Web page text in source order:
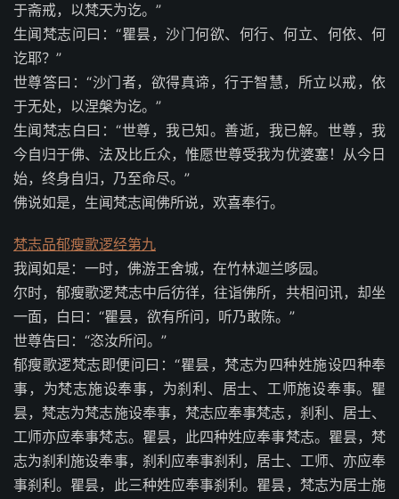
于斋戒，以梵天为讫。”
生闻梵志问曰：“瞿昙，沙门何欲、何行、何立、何依、何
讫耶？”
世尊答曰：“沙门者，欲得真谛，行于智慧，所立以戒，依
于无处，以涅槃为讫。”
生闻梵志白曰：“世尊，我已知。善逝，我已解。世尊，我
今自归于佛、法及比丘众，惟愿世尊受我为优婆塞！从今日
始，终身自归，乃至命尽。”
佛说如是，生闻梵志闻佛所说，欢喜奉行。
梵志品郁瘦歌逻经第九
我闻如是：一时，佛游王舍城，在竹林迦兰哆园。
尔时，郁瘦歌逻梵志中后彷徉，往诣佛所，共相问讯，却坐
一面，白曰：“瞿昙，欲有所问，听乃敢陈。”
世尊告曰：“恣汝所问。”
郁瘦歌逻梵志即便问曰：“瞿昙，梵志为四种姓施设四种奉
事，为梵志施设奉事，为刹利、居士、工师施设奉事。瞿
昙，梵志为梵志施设奉事，梵志应奉事梵志，刹利、居士、
工师亦应奉事梵志。瞿昙，此四种姓应奉事梵志。瞿昙，梵
志为刹利施设奉事，刹利应奉事刹利，居士、工师、亦应奉
事刹利。瞿昙，此三种姓应奉事刹利。瞿昙，梵志为居士施